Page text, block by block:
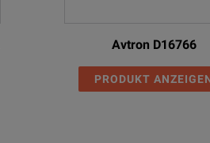
Avtron D16766
PRODUKT